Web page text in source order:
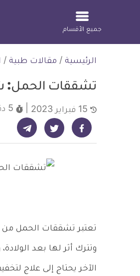
جميع الأقسام
الرئيسية / مقالات طبية /
تشققات الحمل:
5 دقائق
شارك على فيسبوك - ديلي ميديكال انفو شارك على تويتر - ديلي ميديكال انفو شارك على تيليجرام - ديلي ميديكال انفو
تعتبر تشققات الحمل من
وتترك أثر لها بعد
الآخر يحتاج إلى علاج